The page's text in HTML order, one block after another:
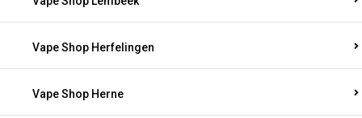
Vape Shop Herfelingen
Vape Shop Herne